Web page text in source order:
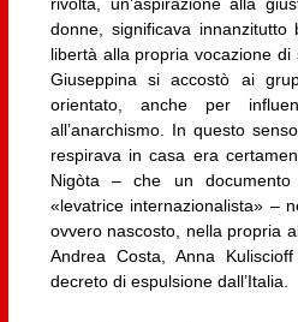
rivolta, un’aspirazione alla
donne, significava
libertà alla propria vocazione
Giuseppina si accostò ai
orientato, anche per
all’anarchismo. In questo
respirava in casa era
Nigòta – che un
«levatrice internazionalista» –
ovvero nascosto, nella propria
Andrea Costa, Anna
decreto di espulsione dall’Italia.